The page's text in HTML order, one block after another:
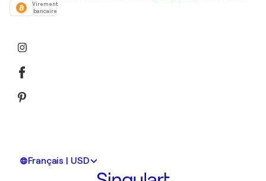
Virement
bancaire
Français | USD